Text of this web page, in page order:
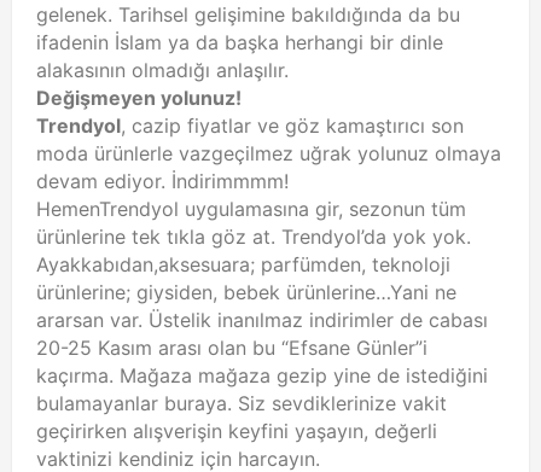
gelenek. Tarihsel gelişimine bakıldığında da bu
ifadenin İslam ya da başka herhangi bir dinle
alakasının olmadığı anlaşılır.
Değişmeyen yolunuz!
Trendyol, cazip fiyatlar ve göz kamaştırıcı son
moda ürünlerle vazgeçilmez uğrak yolunuz olmaya
devam ediyor. İndirimmmm!
HemenTrendyol uygulamasına gir, sezonun tüm
ürünlerine tek tıkla göz at. Trendyol’da yok yok.
Ayakkabıdan,aksesuara; parfümden, teknoloji
ürünlerine; giysiden, bebek ürünlerine…Yani ne
ararsan var. Üstelik inanılmaz indirimler de cabası
20-25 Kasım arası olan bu “Efsane Günler”i
kaçırma. Mağaza mağaza gezip yine de istediğini
bulamayanlar buraya. Siz sevdiklerinize vakit
geçirirken alışverişin keyfini yaşayın, değerli
vaktinizi kendiniz için harcayın.